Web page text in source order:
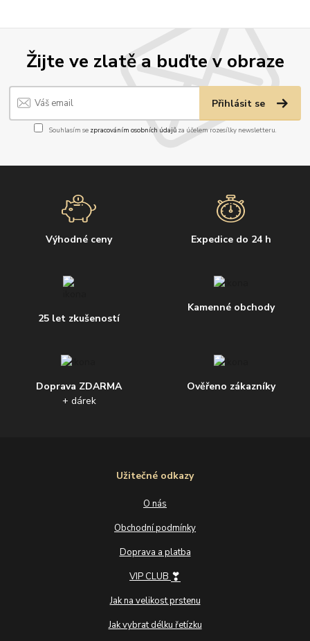
Žijte ve zlatě a buďte v obraze
Přihlásit se
Souhlasím se zpracováním osobních údajůza účelem rozesílky newsletteru.
Výhodné ceny Expedice do 24 h
25 let zkušeností
Kamenné obchody
Doprava ZDARMA
+ dárek
Ověřeno zákazníky
Užitečné odkazy
O nás
Obchodní podmínky
Doprava a platba
VIP CLUB ❣
Jak na velikost prstenu
Jak vybrat délku řetízku